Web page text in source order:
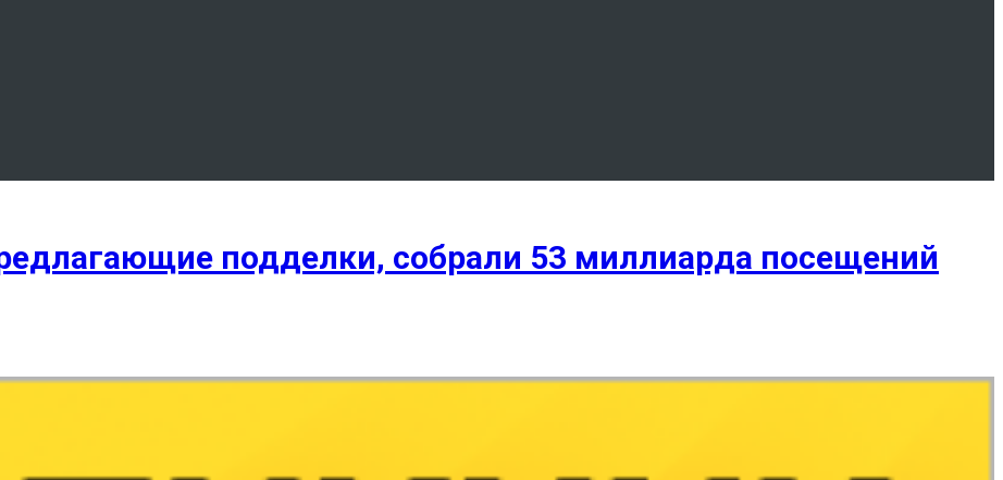
подделки, собрали 53 миллиарда посещений